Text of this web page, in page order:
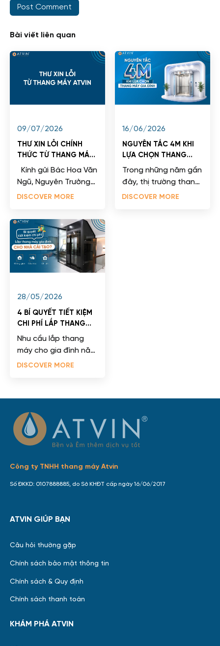
Bài viết liên quan
09/07/2026
THƯ XIN LỖI CHÍNH
THỨC TỪ THANG MÁY
ATVIN
Kính gửi Bác Hoa Văn
Ngũ, Nguyên Trưởng
Ban Kỹ thuật tiêu
thang máy. Lời đầu
tiên,...
DISCOVER MORE
16/06/2026
NGUYÊN TẮC 4M KHI
LỰA CHỌN THANG
MÁY GIA ĐÌNH
Trong những năm gần
đây, thị trường thang
máy gia đình đã có sự
DISCOVER MORE
28/05/2026
4 BÍ QUYẾT TIẾT KIỆM
CHI PHÍ LẮP THANG
MÁY CHO NHÀ CẢI
Nhu cầu lắp thang
máy cho gia đình năm
2026 đang bùng nổ
DISCOVER MORE
Công ty TNHH thang máy Atvin
Số ĐKKD: 0107888885, do Sở KHĐT cấp ngày 16/06/2017
ATVIN GIÚP BẠN
Câu hỏi thường gặp
Chính sách bảo mật thông tin
Chính sách & Quy định
Chính sách thanh toán
KHÁM PHÁ ATVIN